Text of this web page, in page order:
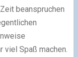
beanspruchen
Spaß machen.